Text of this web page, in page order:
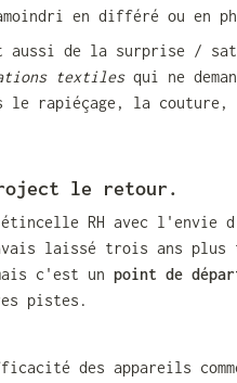
en différé ou en
aussi de la surprise /
textiles qui ne
le rapiéçage, la
le retour.
RH avec l'envie
laissé trois ans plus
c'est un point de
pistes.
des appareils